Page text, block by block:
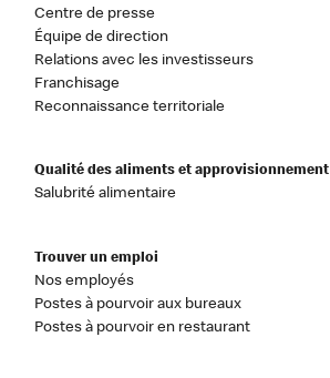
Centre de presse
Équipe de direction
Relations avec les investisseurs
Franchisage
Reconnaissance territoriale
Qualité des aliments et approvisionnement
Salubrité alimentaire
Trouver un emploi
Nos employés
Postes à pourvoir aux bureaux
Postes à pourvoir en restaurant